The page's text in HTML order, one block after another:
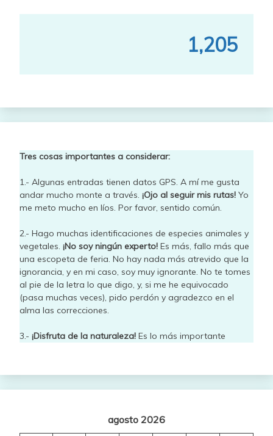
1,205
Tres cosas importantes a considerar:
1.- Algunas entradas tienen datos GPS. A mí me gusta
andar mucho monte a través. ¡Ojo al seguir mis rutas! Yo
me meto mucho en líos. Por favor, sentido común.
2.- Hago muchas identificaciones de especies animales y
vegetales. ¡No soy ningún experto! Es más, fallo más que
una escopeta de feria. No hay nada más atrevido que la
ignorancia, y en mi caso, soy muy ignorante. No te tomes
al pie de la letra lo que digo, y, si me he equivocado
(pasa muchas veces), pido perdón y agradezco en el
alma las correcciones.
3.- ¡Disfruta de la naturaleza! Es lo más importante
agosto 2026